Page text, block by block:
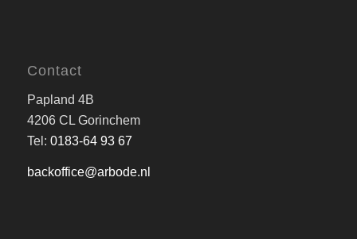
Contact
Papland 4B
4206 CL Gorinchem
Tel: 0183-64 93 67
backoffice@arbode.nl